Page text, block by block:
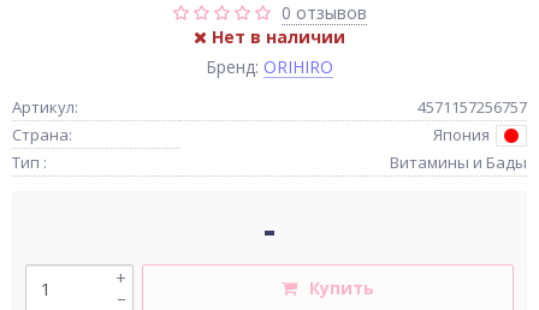
0 отзывов
Нет в наличии
Бренд: ORIHIRO
Артикул:
4571157256757
Страна:
Япония
Тип :
Витамины и Бады
-
–
+
Купить